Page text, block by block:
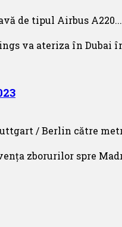
de tipul Airbus A220...
/ Berlin către